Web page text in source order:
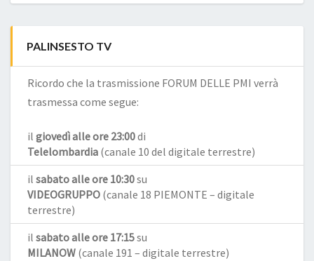
PALINSESTO TV
Ricordo che la trasmissione FORUM DELLE PMI verrà
trasmessa come segue:
il giovedì alle ore 23:00di
Telelombardia (canale 10 del digitale terrestre)
il sabato alle ore 10:30su
VIDEOGRUPPO (canale 18 PIEMONTE – digitale
terrestre)
il sabato alle ore 17:15su
MILANOW (canale 191 – digitale terrestre)